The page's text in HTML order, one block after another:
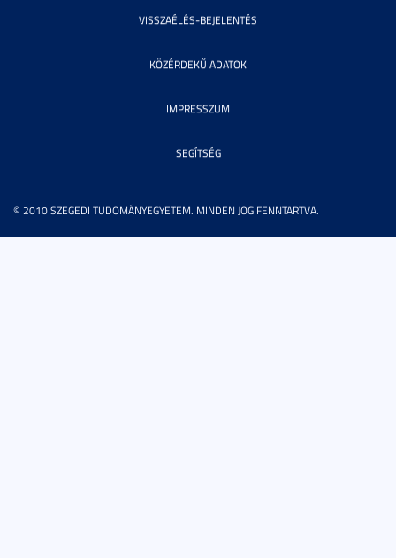
© 2010 SZEGEDI TUDOMÁNYEGYETEM. MINDEN JOG FENNTARTVA.
VISSZAÉLÉS-BEJELENTÉS
KÖZÉRDEKŰ ADATOK
IMPRESSZUM
SEGÍTSÉG